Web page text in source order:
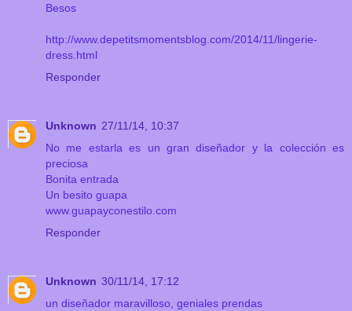
Besos
http://www.depetitsmomentsblog.com/2014/11/lingerie-
dress.html
Responder
Unknown 27/11/14, 10:37
No me estarla es un gran diseñador y la colección es
preciosa
Bonita entrada
Un besito guapa
www.guapayconestilo.com
Responder
Unknown 30/11/14, 17:12
un diseñador maravilloso, geniales prendas